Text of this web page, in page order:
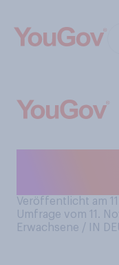
Veröffentlicht am
Umfrage vom 11.
Erwachsene / IN